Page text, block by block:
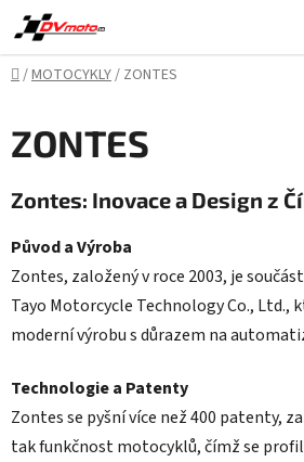
Přejít
na
obsah
Domů
/MOTOCYKLY/ ZONTES
ZONTES
Zontes: Inovace a Design z
Původ a Výroba
Zontes, založený v roce 2003, je
Tayo Motorcycle Technology Co., Ltd.,
moderní výrobu s důrazem na
Technologie a Patenty
Zontes se pyšní více než 400 patenty,
tak funkčnost motocyklů, čímž se